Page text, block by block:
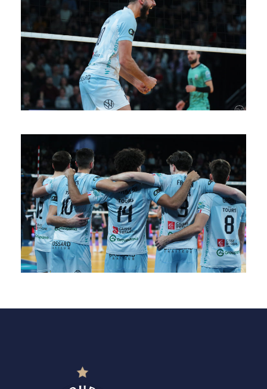
SAISON 24/25-10
SAISON 24/25-9